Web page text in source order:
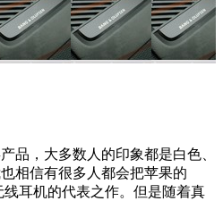
品，大多数人的印象都是白色、
相信有很多人都会把苹果的
线耳机的代表之作。但是随着真